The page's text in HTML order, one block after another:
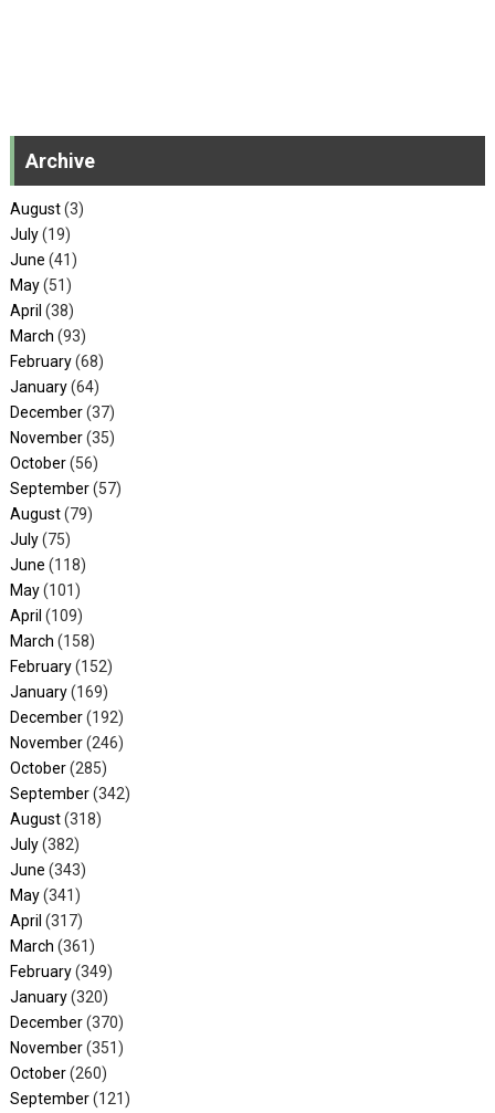
Archive
August(3)
July(19)
June (41)
May(51)
April (38)
March (93)
February(68)
January(64)
December(37)
November(35)
October(56)
September(57)
August(79)
July(75)
June (118)
May(101)
April (109)
March (158)
February(152)
January(169)
December(192)
November(246)
October(285)
September(342)
August(318)
July(382)
June (343)
May(341)
April (317)
March (361)
February(349)
January(320)
December(370)
November(351)
October(260)
September(121)